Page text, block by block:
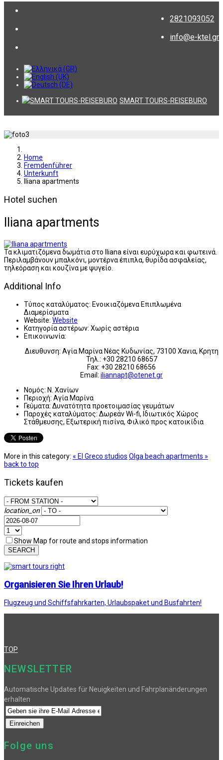
2821093052
info@e-ktel.gr
SMART TOURS-REISEBURO
Home
Fremdenführer
Unterkunft
Iliana apartments
Hotel suchen
Iliana apartments
Τα κλιματιζόμενα δωμάτια στο Iliana είναι ευρύχωρα και φωτεινά.
Περιλαμβάνουν μπαλκόνι, μοντέρνα έπιπλα, θυρίδα ασφαλείας,
τηλεόραση και κουζίνα με ψυγείο.
Additional Info
Τύπος καταλύματος: Ενοικιαζόμενα Επιπλωμένα
Διαμερίσματα
Website: Website
Κατηγορία αστέρων: Χωρίς αστέρια
Επικοινωνία:
Διευθυνση: Αγία Μαρίνα Νέας Κυδωνίας, 73100 Χανια, Κρητη
Τηλ.: +30 28210 68657
Fax: +30 28210 68656
Email: iliannapt@otenet.gr
Νομός: Ν. Χανίων
Περιοχή: Αγία Μαρίνα
Γεύματα: Δυνατότητα προετοιμασίας γευμάτων
Παροχές καταλύματος: Δωρεάν Wi-fi, Ιδιωτικός Χώρος
Στάθμευσης, Εξωτερική πισίνα, Φιλικό προς κατοικίδια
More in this category: « El Greco studios Olga beach apartments »
back to top
Tickets kaufen
location_on
Show Map for route and stops information
SEARCH
Organisieren Sie Ihren Urlaub!
Flugzeug und Schiffsfahrkarten, Urlaubspaket und Busfahrten!
TOP
NEWSLETTER
Automatische Updates für Neuigkeiten und Fahrplanänderungen
erhalten
Folge uns